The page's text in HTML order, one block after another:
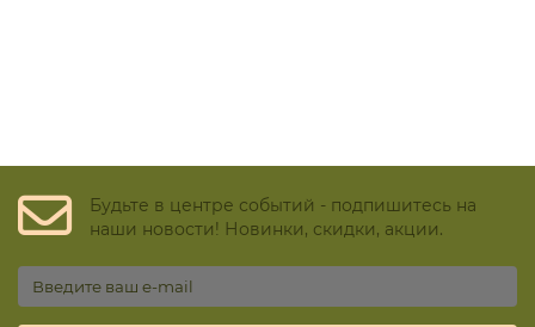
Будьте в центре событий - подпишитесь на
наши новости! Новинки, скидки, акции.